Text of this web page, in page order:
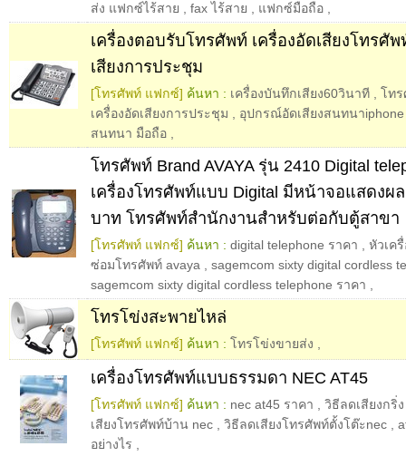
ส่ง แฟกซ์ไร้สาย
fax ไร้สาย แฟกซ์มือถือ
เครื่องตอบรับโทรศัพท์ เครื่องอัดเสียงโทรศั
เสียงการประชุม
[โทรศัพท์ แฟกซ์] ค้นหา : เครื่องบันทึกเสียง60วินาที
โท
เครื่องอัดเสียงการประชุม
อุปกรณ์อัดเสียงสนทนาiphone
สนทนา มือถือ
โทรศัพท์ Brand AVAYA รุ่น 2410 Digital
เครื่องโทรศัพท์แบบ Digital มีหน้าจอแสดงผ
บาท โทรศัพท์สำนักงานสำหรับต่อกับตู้สาขา
[โทรศัพท์ แฟกซ์] ค้นหา : digital telephone ราคา
หัวเค
ซ่อมโทรศัพท์ avaya
sagemcom sixty digital cordless
sagemcom sixty digital cordless telephone ราคา
โทรโข่งสะพายไหล่
[โทรศัพท์ แฟกซ์] ค้นหา : โทรโข่งขายส่ง
เครื่องโทรศัพท์แบบธรรมดา NEC AT45
[โทรศัพท์ แฟกซ์] ค้นหา : nec at45 ราคา
วิธีลดเสียงกริ่
เสียงโทรศัพท์บ้าน nec
วิธีลดเสียงโทรศัพท์ตั้งโต๊ะnec
อย่างไร